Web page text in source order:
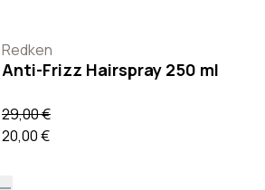
Redken
Anti-Frizz Hairspray 250 ml
29,00 €
20,00 €